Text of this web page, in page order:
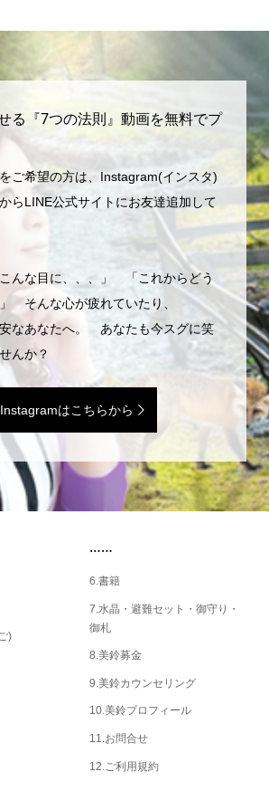
る『7つの法則』動画を無料でプ
ご希望の方は、Instagram(インスタ)
らLINE公式サイトにお友達追加して
こんな目に、、、」 「これからどう
そんな心が疲れていたり、
なあなたへ。 あなたも今スグに笑
んか？
Instagramはこちらから
)
……
6.書籍
7.水晶・避難セット・御守り・
御札
8.美鈴募金
9.美鈴カウンセリング
10.美鈴プロフィール
11.お問合せ
12.ご利用規約